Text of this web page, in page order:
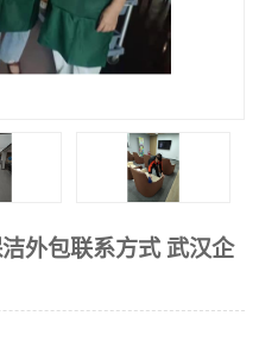
外包联系方式 武汉企